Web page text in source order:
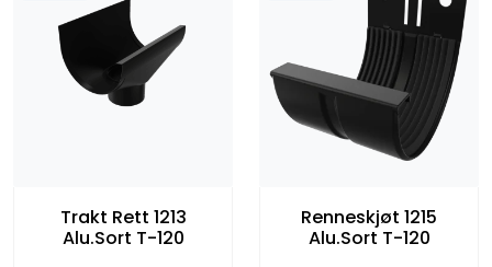
Trakt Rett 1213
Alu.Sort T-120
Renneskjøt 1215
Alu.Sort T-120